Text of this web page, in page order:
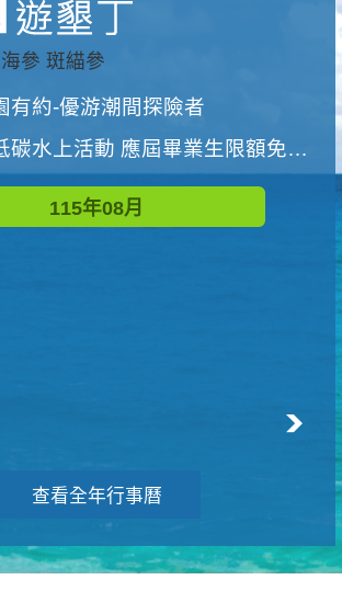
有約-優游潮間探險者
水上活動 應屆畢業生限額免費參加
115年08月
查看全年行事曆